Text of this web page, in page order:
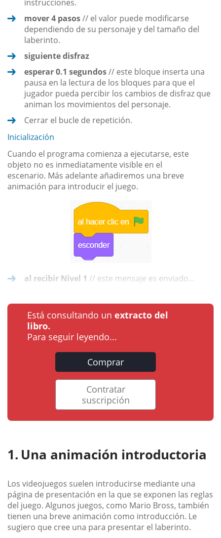
instrucciones.
mover 4 pasos// el valor puede modificarse
dependiendo de su personaje y del tamaño del
laberinto.
siguiente disfraz
esperar 0.1 segundos// este bloque inserta una
pausa en la lectura de los bloques para que el
jugador pueda percibir los cambios de disfraz que
animan los movimientos del personaje.
Cerrar el bucle de repetición.
Inicialización
Cuando el programa comienza a ejecutarse, este
objeto no es inmediatamente visible en el
escenario. Más adelante añadiremos una breve
animación para introducir el juego.
al recibir Nivel 1 // este mensaje es enviado...
Está consultando un extracto del
libro.
Para seguir leyendo...
Comprar
Contratar
suscripción
Una animación introductoria
Los videojuegos suelen introducirse mediante una
página de presentación en la que se exponen las reglas
del juego. Algunos juegos, como Mario Bross, también
tienen una breve animación como introducción. Le
sugiero que cree una para presentar el laberinto.